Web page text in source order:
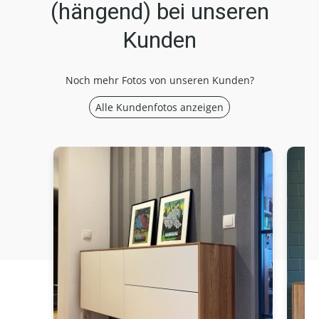
(hängend) bei unseren
Kunden
Noch mehr Fotos von unseren Kunden?
Alle Kundenfotos anzeigen